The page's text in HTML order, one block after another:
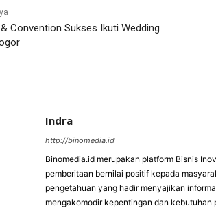
Convention Sukses Ikuti Wedding
Indra
http://binomedia.id
Binomedia.id merupakan platform Bisnis
pemberitaan bernilai positif kepada
pengetahuan yang hadir menyajikan
mengakomodir kepentingan dan kebutuhan